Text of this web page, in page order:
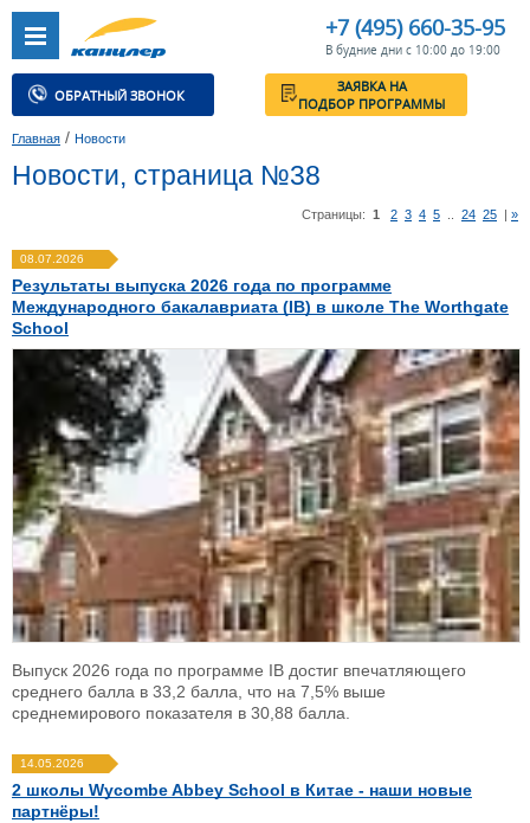
+7 (495) 660-35-95
В будние дни с 10:00 до 19:00
ОБРАТНЫЙ ЗВОНОК
ЗАЯВКА НА
ПОДБОР ПРОГРАММЫ
Главная / Новости
Новости, страница №38
Страницы: 1 2 3 4 5 24 25 | »
08.07.2026
Результаты выпуска 2026 года по программе
Международного бакалавриата (IB) в школе The Worthgate
School
Выпуск 2026 года по программе IB достиг впечатляющего
среднего балла в 33,2 балла, что на 7,5% выше
среднемирового показателя в 30,88 балла.
14.05.2026
2 школы Wycombe Abbey School в Китае - наши новые
партнёры!